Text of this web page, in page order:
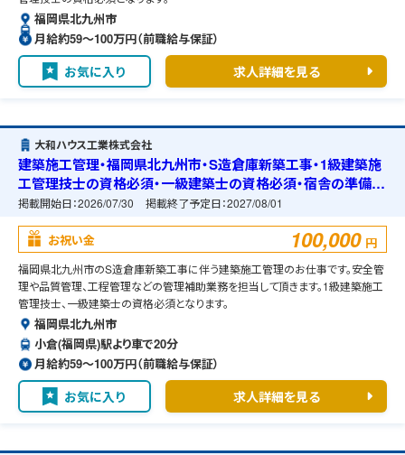
福岡県北九州市
月給約59〜100万円（前職給与保証）
お気に入り 求人詳細を見る
大和ハウス工業株式会社
建築施工管理・福岡県北九州市・S造倉庫新築工事・1級建築施
工管理技士の資格必須・一級建築士の資格必須・宿舎の準備可
能
掲載開始日：2026/07/30 掲載終了予定日：2027/08/01
お祝い金 100,000 円
福岡県北九州市のS造倉庫新築工事に伴う建築施工管理のお仕事です。安全管
理や品質管理、工程管理などの管理補助業務を担当して頂きます。1級建築施工
管理技士、一級建築士の資格必須となります。
福岡県北九州市
小倉(福岡県)駅より車で20分
月給約59〜100万円（前職給与保証）
お気に入り 求人詳細を見る